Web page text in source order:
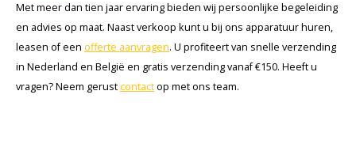
Met meer dan tien jaar ervaring bieden wij persoonlijke begeleiding
en advies op maat. Naast verkoop kunt u bij ons apparatuur huren,
leasen of een offerte aanvragen. U profiteert van snelle verzending
in Nederland en België en gratis verzending vanaf €150. Heeft u
vragen? Neem gerust contactop met ons team.